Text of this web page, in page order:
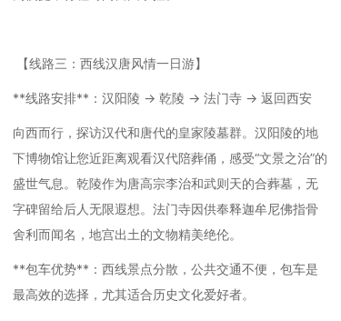
【线路三：西线汉唐风情一日游】
**线路安排**：汉阳陵 → 乾陵 → 法门寺 → 返回西安
向西而行，探访汉代和唐代的皇家陵墓群。汉阳陵的地
下博物馆让您近距离观看汉代陪葬俑，感受“文景之治”的
盛世气息。乾陵作为唐高宗李治和武则天的合葬墓，无
字碑留给后人无限遐想。法门寺因供奉释迦牟尼佛指骨
舍利而闻名，地宫出土的文物精美绝伦。
**包车优势**：西线景点分散，公共交通不便，包车是
最高效的选择，尤其适合历史文化爱好者。